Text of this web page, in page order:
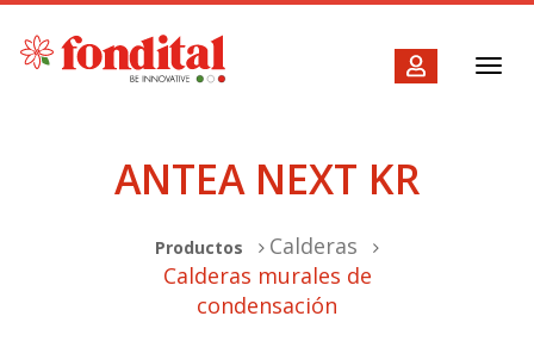
ANTEA NEXT KR
Productos
Calderas
Calderas murales de
condensación